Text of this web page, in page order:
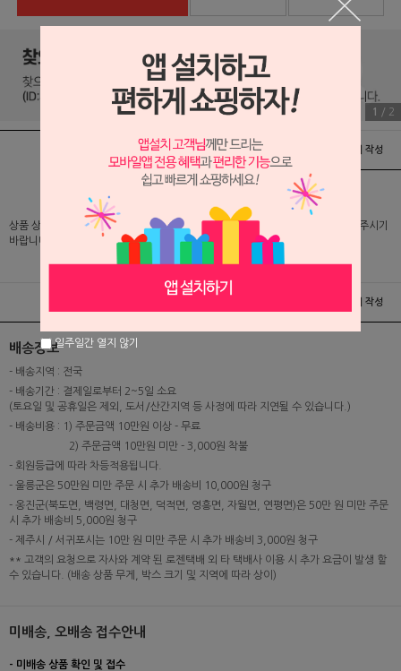
1 / 2
배송 및 교환/반품안내 상품후기 및 평가서 작성
상품 상세 설명 및 실제 구매 가격은 로그인 후 확인 가능하오니 반드시 로그인해 주시기
바랍니다.
상품후기 및 평가서 작성
배송정보
- 배송지역 : 전국
- 배송기간 : 결제일로부터 2~5일 소요
(토요일 및 공휴일은 제외, 도서/산간지역 등 사정에 따라 지연될 수 있습니다.)
- 배송비용 : 1) 주문금액 10만원 이상 - 무료
2) 주문금액 10만원 미만 - 3,000원 착불
- 회원등급에 따라 차등적용됩니다.
- 울릉군은 50만원 미만 주문 시 추가 배송비 10,000원 청구
- 옹진군(북도면, 백령면, 대청면, 덕적면, 영흥면, 자월면, 연평면)은 50만 원 미만 주문
시 추가 배송비 5,000원 청구
- 제주시 / 서귀포시는 10만 원 미만 주문 시 추가 배송비 3,000원 청구
** 고객의 요청으로 자사와 계약 된 로젠택배 외 타 택배사 이용 시 추가 요금이 발생 할
수 있습니다. (배송 상품 무게, 박스 크기 및 지역에 따라 상이)
미배송, 오배송 접수안내
- 미배송 상품 확인 및 접수
일주일간 열지 않기